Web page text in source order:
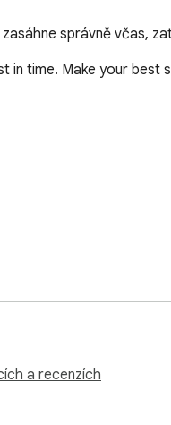
správně včas,
in time. Make your best
and share your thoughts
a recenzích